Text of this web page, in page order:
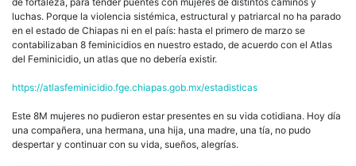
luchas. Porque la violencia sistémica, estructural y patriarcal no ha parado
en el estado de Chiapas ni en el país: hasta el primero de marzo se
contabilizaban 8 feminicidios en nuestro estado, de acuerdo con el Atlas
del Feminicidio, un atlas que no debería existir.
https://atlasfeminicidio.fge.chiapas.gob.mx/estadisticas
Este 8M mujeres no pudieron estar presentes en su vida cotidiana. Hoy día
una compañera, una hermana, una hija, una madre, una tía, no pudo
despertar y continuar con su vida, sueños, alegrías.